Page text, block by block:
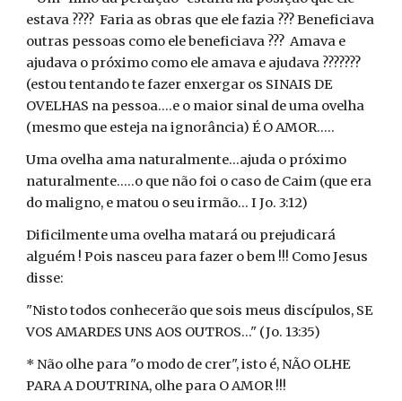
estava ???? Faria as obras que ele fazia ??? Beneficiava
outras pessoas como ele beneficiava ??? Amava e
ajudava o próximo como ele amava e ajudava ???????
(estou tentando te fazer enxergar os SINAIS DE
OVELHAS na pessoa....e o maior sinal de uma ovelha
(mesmo que esteja na ignorância) É O AMOR.....
Uma ovelha ama naturalmente...ajuda o próximo
naturalmente.....o que não foi o caso de Caim (que era
do maligno, e matou o seu irmão... I Jo. 3:12)
Dificilmente uma ovelha matará ou prejudicará
alguém ! Pois nasceu para fazer o bem !!! Como Jesus
disse:
"Nisto todos conhecerão que sois meus discípulos, SE
VOS AMARDES UNS AOS OUTROS..." (Jo. 13:35)
* Não olhe para "o modo de crer", isto é, NÃO OLHE
PARA A DOUTRINA, olhe para O AMOR !!!